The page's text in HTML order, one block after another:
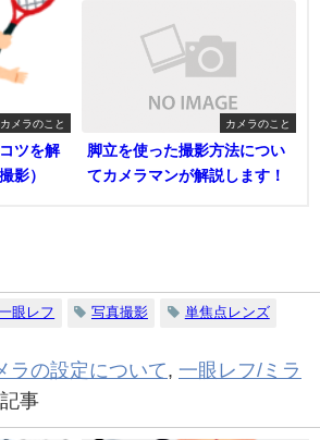
カメラのこと
ツを解
影）
カメラのこと
脚立を使った撮影方法につい
てカメラマンが解説します！
眼レフ 写真撮影 単焦点レンズ
ラの設定について, 一眼レフ/ミラ
事